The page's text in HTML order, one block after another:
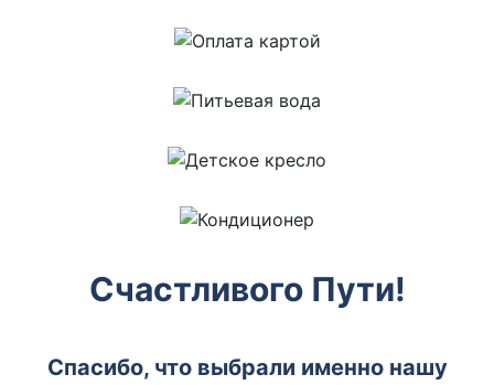
Счастливого Пути!
Спасибо, что выбрали именно нашу